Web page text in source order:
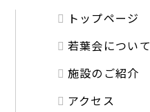
トップページ
若葉会について
施設のご紹介
アクセス